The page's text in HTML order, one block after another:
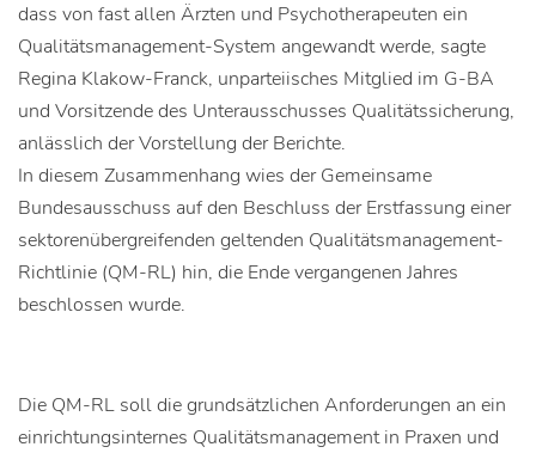
dass von fast allen Ärzten und Psychotherapeuten ein
Qualitätsmanagement-System angewandt werde, sagte
Regina Klakow-Franck, unparteiisches Mitglied im G-BA
und Vorsitzende des Unterausschusses Qualitätssicherung,
anlässlich der Vorstellung der Berichte.
In diesem Zusammenhang wies der Gemeinsame
Bundesausschuss auf den Beschluss der Erstfassung einer
sektorenübergreifenden geltenden Qualitätsmanagement-
Richtlinie (QM-RL) hin, die Ende vergangenen Jahres
beschlossen wurde.
Die QM-RL soll die grundsätzlichen Anforderungen an ein
einrichtungsinternes Qualitätsmanagement in Praxen und